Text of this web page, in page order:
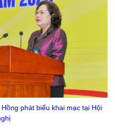
phát biểu khai mạc tại Hội